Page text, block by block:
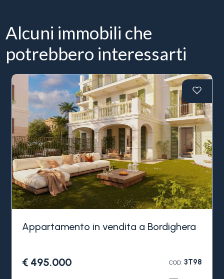
Alcuni immobili che
potrebbero interessarti
Appartamento in vendita a Bordighera
€ 495.000 COD.3T98